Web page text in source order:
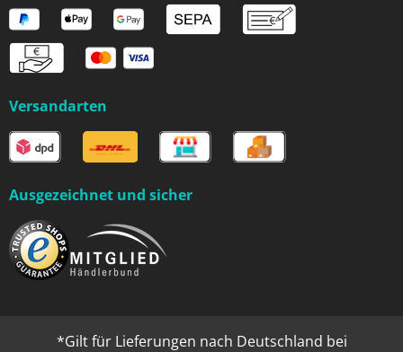
Versandarten
Ausgezeichnet und sicher
*Gilt für Lieferungen nach Deutschland bei